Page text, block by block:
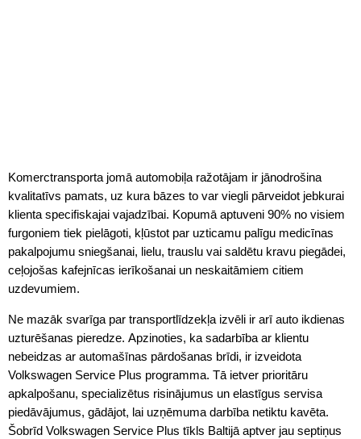
Komerctransporta jomā automobiļa ražotājam ir jānodrošina
kvalitatīvs pamats, uz kura bāzes to var viegli pārveidot jebkurai
klienta specifiskajai vajadzībai. Kopumā aptuveni 90% no visiem
furgoniem tiek pielāgoti, kļūstot par uzticamu palīgu medicīnas
pakalpojumu sniegšanai, lielu, trauslu vai saldētu kravu piegādei,
ceļojošas kafejnīcas ierīkošanai un neskaitāmiem citiem
uzdevumiem.
Ne mazāk svarīga par transportlīdzekļa izvēli ir arī auto ikdienas
uzturēšanas pieredze. Apzinoties, ka sadarbība ar klientu
nebeidzas ar automašīnas pārdošanas brīdi, ir izveidota
Volkswagen Service Plus programma. Tā ietver prioritāru
apkalpošanu, specializētus risinājumus un elastīgus servisa
piedāvājumus, gādājot, lai uzņēmuma darbība netiktu kavēta.
Šobrīd Volkswagen Service Plus tīkls Baltijā aptver jau septiņus